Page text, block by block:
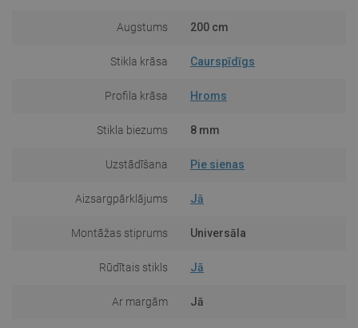
Augstums 200 cm
Stikla krāsa Caurspīdīgs
Profila krāsa Hroms
Stikla biezums 8 mm
Uzstādīšana Pie sienas
Aizsargpārklājums Jā
Montāžas stiprums Universāla
Rūdītais stikls Jā
Ar margām Jā